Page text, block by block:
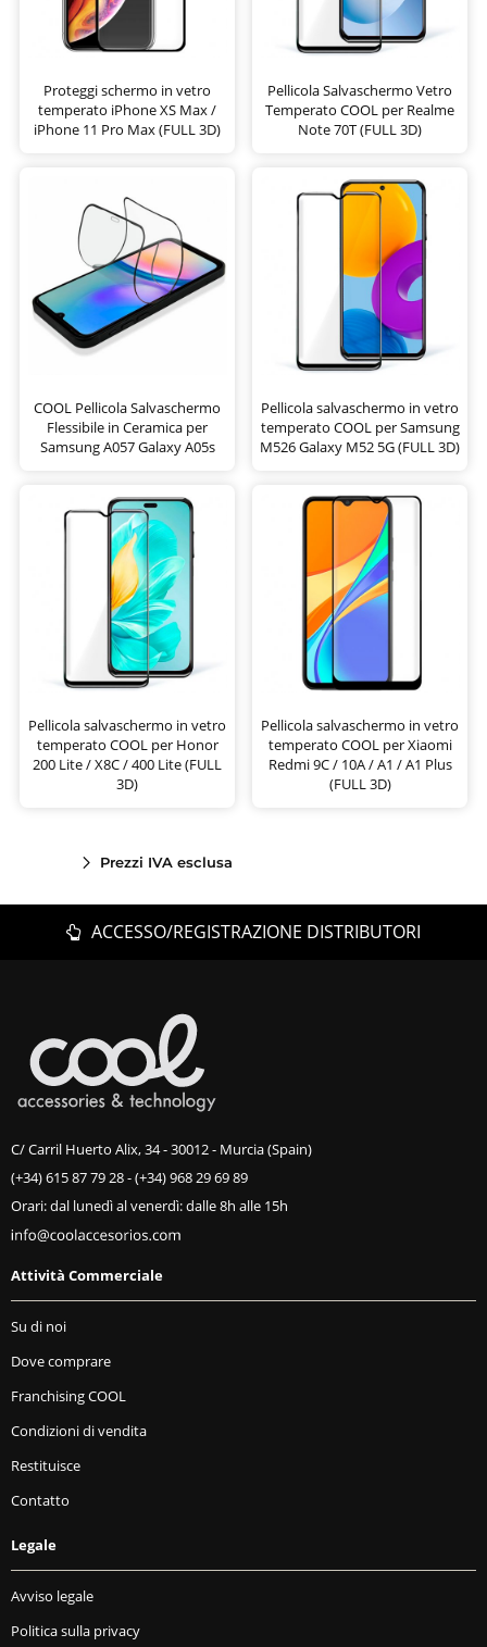
Proteggi schermo in vetro
temperato iPhone XS Max /
iPhone 11 Pro Max (FULL 3D)
Pellicola Salvaschermo Vetro
Temperato COOL per Realme
Note 70T (FULL 3D)
COOL Pellicola Salvaschermo
Flessibile in Ceramica per
Samsung A057 Galaxy A05s
Pellicola salvaschermo in vetro
temperato COOL per Samsung
M526 Galaxy M52 5G (FULL 3D)
Pellicola salvaschermo in vetro
temperato COOL per Honor
200 Lite / X8C / 400 Lite (FULL
3D)
Pellicola salvaschermo in vetro
temperato COOL per Xiaomi
Redmi 9C / 10A / A1 / A1 Plus
(FULL 3D)
Prezzi IVA esclusa
ACCESSO/REGISTRAZIONE DISTRIBUTORI
C/ Carril Huerto Alix, 34 - 30012 - Murcia (Spain)
(+34) 615 87 79 28-(+34) 968 29 69 89
Orari: dal lunedì al venerdì: dalle 8h alle 15h
Attività Commerciale
Su di noi
Dove comprare
Franchising COOL
Condizioni di vendita
Restituisce
Contatto
Legale
Avviso legale
Politica sulla privacy